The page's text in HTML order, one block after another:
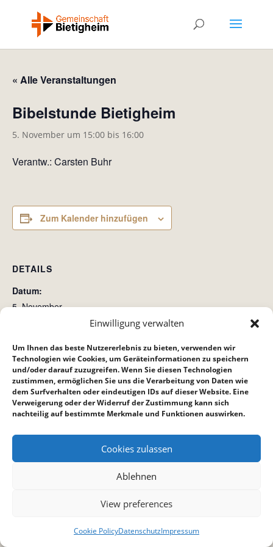
Einwilligung verwalten
Um Ihnen das beste Nutzererlebnis zu bieten, verwenden wir
Technologien wie Cookies, um Geräteinformationen zu speichern
und/oder darauf zuzugreifen. Wenn Sie diesen Technologien
zustimmen, ermöglichen Sie uns die Verarbeitung von Daten wie
dem Surfverhalten oder eindeutigen IDs auf dieser Website. Eine
Verweigerung oder der Widerruf der Zustimmung kann sich
nachteilig auf bestimmte Merkmale und Funktionen auswirken.
Cookies zulassen
Ablehnen
View preferences
Cookie PolicyDatenschutzImpressum
« Alle Veranstaltungen
Bibelstunde Bietigheim
5. November um 15:00 bis 16:00
Verantw.: Carsten Buhr
Zum Kalender hinzufügen
DETAILS
Datum:
5. November
Hauskreis bei Reppich´s Crossroad (Crossis)